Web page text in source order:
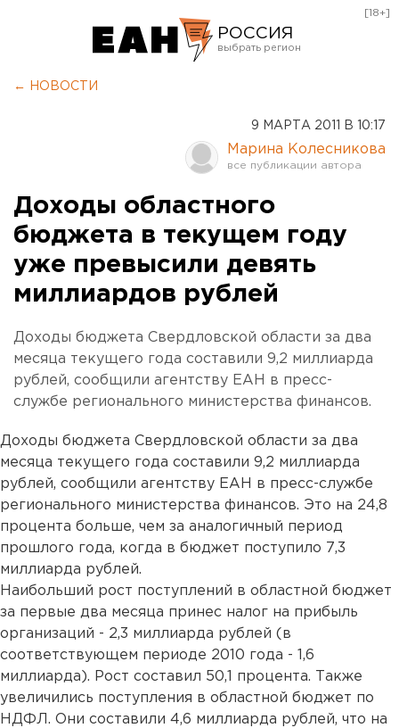
РОССИЯ
Оренбург
[18+]
← НОВОСТИ
9 МАРТА 2011 В 10:17
Марина Колесникова
Доходы областного
бюджета в текущем году
уже превысили девять
миллиардов рублей
Доходы бюджета Свердловской области за два
месяца текущего года составили 9,2 миллиарда
рублей, сообщили агентству ЕАН в пресс-
службе регионального министерства финансов.
Доходы бюджета Свердловской области за два
месяца текущего года составили 9,2 миллиарда
рублей, сообщили агентству ЕАН в пресс-службе
регионального министерства финансов. Это на 24,8
процента больше, чем за аналогичный период
прошлого года, когда в бюджет поступило 7,3
миллиарда рублей.
Наибольший рост поступлений в областной бюджет
за первые два месяца принес налог на прибыль
организаций - 2,3 миллиарда рублей (в
соответствующем периоде 2010 года - 1,6
миллиарда). Рост составил 50,1 процента. Также
увеличились поступления в областной бюджет по
НДФЛ. Они составили 4,6 миллиарда рублей, что на